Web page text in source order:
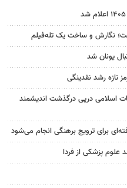
نگارش و ساخت یک تله‌فیلم
یونان شد
تازه رشد نقدینگی
اسلامی درپی درگذشت اندیشمند
برای ترویج برهنگی انجام می‌شود
علوم پزشکی از فردا